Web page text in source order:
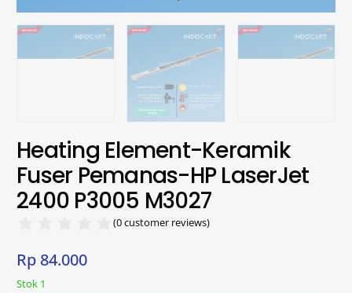
Heating Element-Keramik
Fuser Pemanas-HP LaserJet
2400 P3005 M3027
(0customer reviews)
Rp 84.000
Stok 1